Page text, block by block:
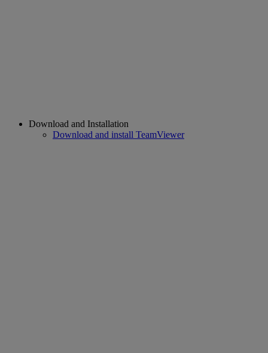
Download and Installation
Download and install TeamViewer